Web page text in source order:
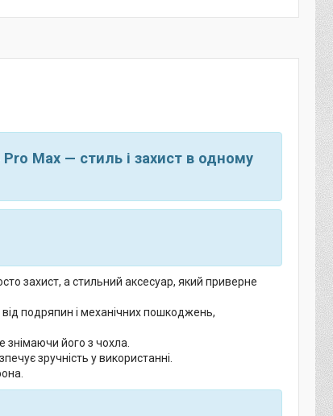
Max — стиль і захист в одному
захист, а стильний аксесуар, який приверне
від подряпин і механічних пошкоджень,
його з чохла.
зручність у використанні.